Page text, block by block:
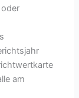
am